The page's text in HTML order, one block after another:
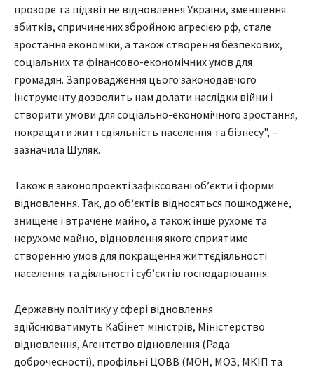
прозоре та підзвітне відновлення України, зменшення
збитків, спричинених збройною агресією рф, стале
зростання економіки, а також створення безпекових,
соціальних та фінансово-економічних умов для
громадян. Запровадження цього законодавчого
інструменту дозволить нам долати наслідки війни і
створити умови для соціально-економічного зростання,
покращити життєдіяльність населення та бізнесу", –
зазначила Шуляк.
Також в законопроекті зафіксовані об’єкти і форми
відновлення. Так, до об‘єктів відносяться пошкоджене,
знищене і втрачене майно, а також інше рухоме та
нерухоме майно, відновлення якого сприятиме
створенню умов для покращення життєдіяльності
населення та діяльності суб’єктів господарювання.
Державну політику у сфері відновлення
здійснюватимуть Кабінет міністрів, Міністерство
відновлення, Агентство відновлення (Рада
доброчесності), профільні ЦОВВ (МОН, МОЗ, МКІП та